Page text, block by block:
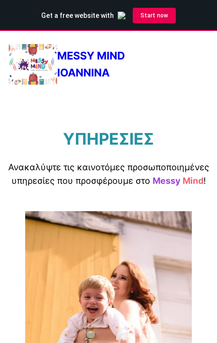
MESSY MIND
IOANNINA
ΥΠΗΡΕΣΊΕΣ
Ανακαλύψτε τις καινοτόμες προσωποποιημένες
υπηρεσίες που προσφέρουμε στο Messy Mind!